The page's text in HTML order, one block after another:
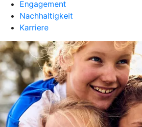
Engagement
Nachhaltigkeit
Karriere